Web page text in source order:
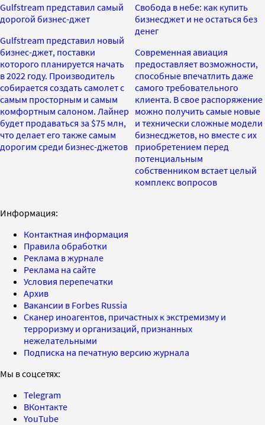
Gulfstream представил самый
дорогой бизнес-джет
Gulfstream представил новый
бизнес-джет, поставки
которого планируется начать
в 2022 году. Производитель
собирается создать самолет с
самым просторным и самым
комфортным салоном. Лайнер
будет продаваться за $75 млн,
что делает его также самым
дорогим среди бизнес-джетов
Свобода в небе: как купить
бизнесджет и не остаться без
денег
Современная авиация
предоставляет возможности,
способные впечатлить даже
самого требовательного
клиента. В свое распоряжение
можно получить самые новые
и технически сложные модели
бизнесджетов, но вместе с их
приобретением перед
потенциальным
собственником встает целый
комплекс вопросов
Информация:
Контактная информация
Правила обработки
Реклама в журнале
Реклама на сайте
Условия перепечатки
Архив
Вакансии в Forbes Russia
Сканер иноагентов, причастных к экстремизму и
терроризму и организаций, признанных
нежелательными
Подписка на печатную версию журнала
Мы в соцсетях:
Telegram
ВКонтакте
YouTube